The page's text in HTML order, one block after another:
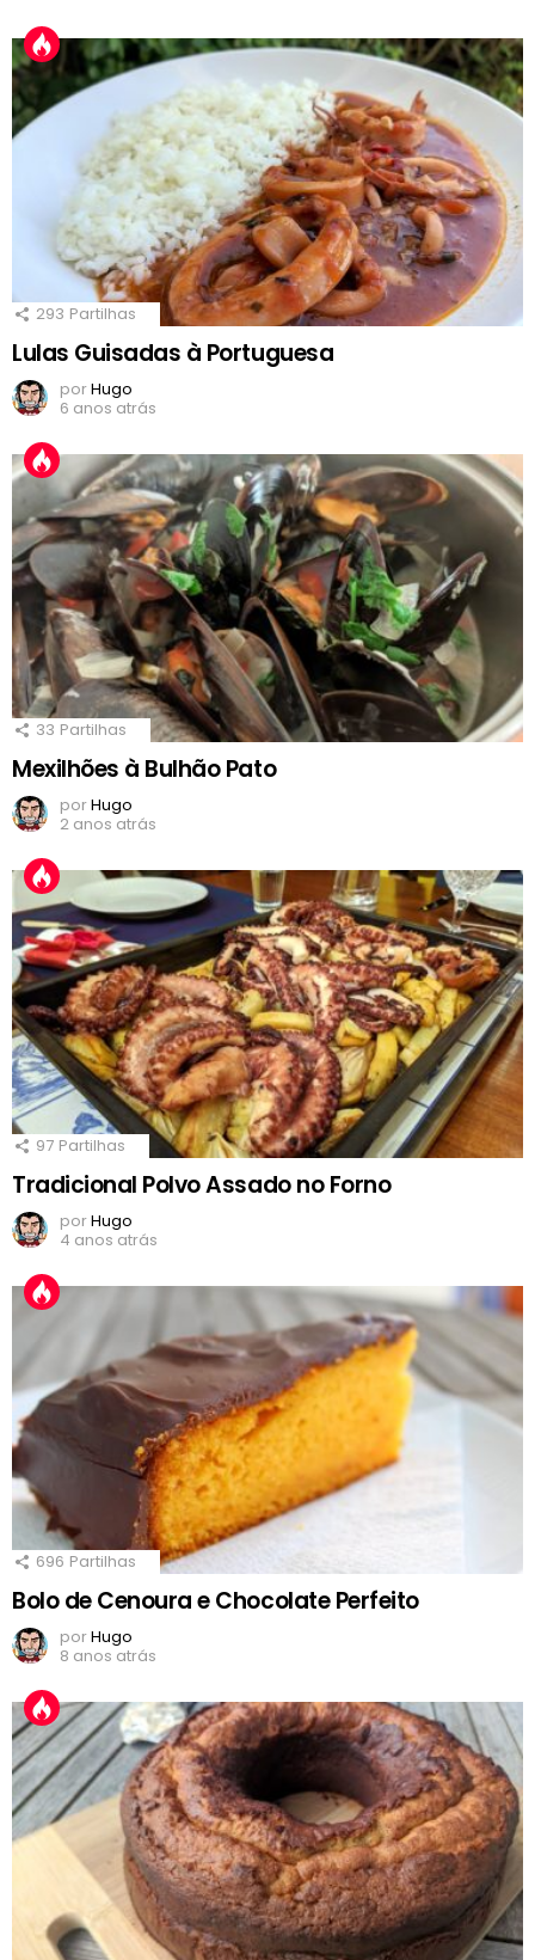
293 Partilhas
Lulas Guisadas à Portuguesa
porHugo
6 anos atrás
33 Partilhas
Mexilhões à Bulhão Pato
porHugo
2 anos atrás
97 Partilhas
Tradicional Polvo Assado no Forno
porHugo
4 anos atrás
696 Partilhas
Bolo de Cenoura e Chocolate Perfeito
porHugo
8 anos atrás